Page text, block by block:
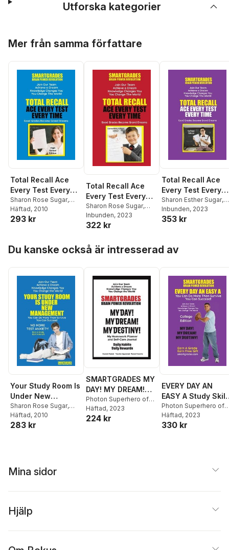
Utforska kategorier
Mer från samma författare
Total Recall Ace
Every Test Every
Time Study Skills
(High School
Edition Paperback)
REVOLUTION
Sharon Rose Sugar,
Photon Superhero of
Education
Häftad, 2010
293 kr
Total Recall Ace
Every Test Every
Time (Elementary
School Edition)
Study Skills
BRAIN POWER
Sharon Rose Sugar,
Sharon Rose Lampert
Inbunden, 2023
322 kr
Total Recall Ace
Every Test Every
Time (College
Edition) Study
SMARTGRADES
Sharon Esther Sugar,
Sharon Rose Sugar
Inbunden, 2023
353 kr
Du kanske också är intresserad av
Your Study Room Is
Under New
Management Study
Skills
SMARTGRADES
Sharon Rose Sugar,
Photon Superhero of
Education
Häftad, 2010
283 kr
SMARTGRADES MY
DAY! MY DREAM!
MY DESTINY!
Homework Planner
and Self-Care
Photon Superhero of
Education,Sharon Rose
Sugar
Häftad, 2023
224 kr
EVERY DAY AN
EASY A Study
(College Edition
Paperback)
SMARTGRADES
Photon Superhero of
Education,Sharon
Sugar
Häftad, 2023
330 kr
Mina sidor
Hjälp